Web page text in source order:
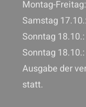
Montag-
Samstag
Sonntag
Sonntag
Ausgabe der
statt.